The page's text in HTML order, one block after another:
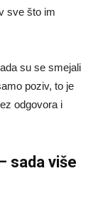
sve što im
su se smejali
poziv, to je
odgovora i
sada više